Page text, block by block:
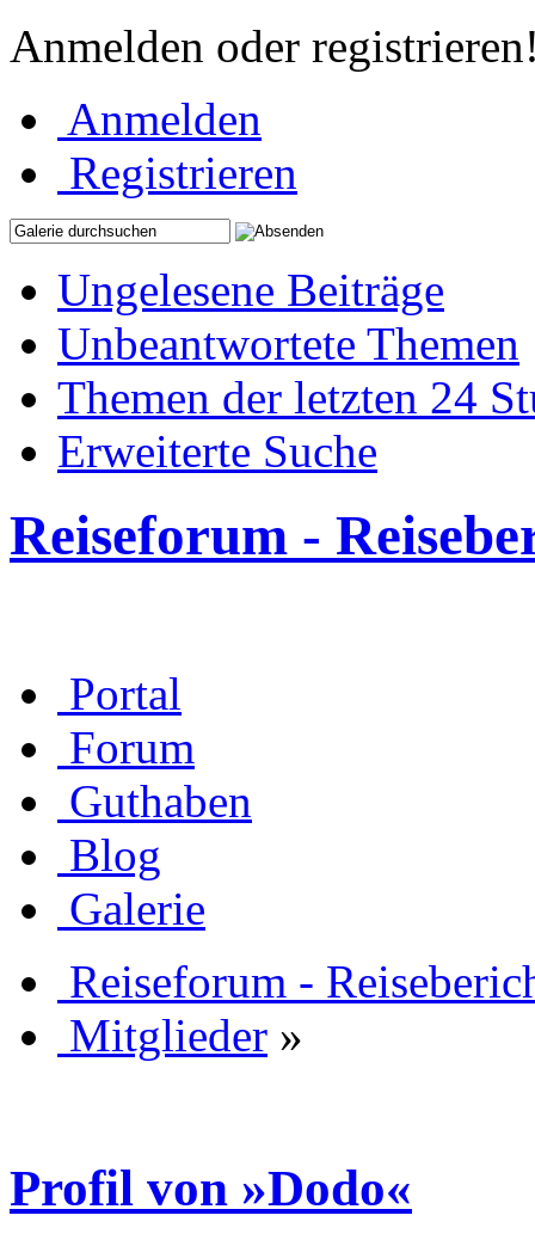
Anmelden oder
Anmelden
Registrieren
Ungelesene Beiträge
Unbeantwortete Themen
Themen der letzten 24
Erweiterte Suche
Reiseforum -
Portal
Forum
Guthaben
Blog
Galerie
Reiseforum -
Mitglieder »
Profil von »Dodo«